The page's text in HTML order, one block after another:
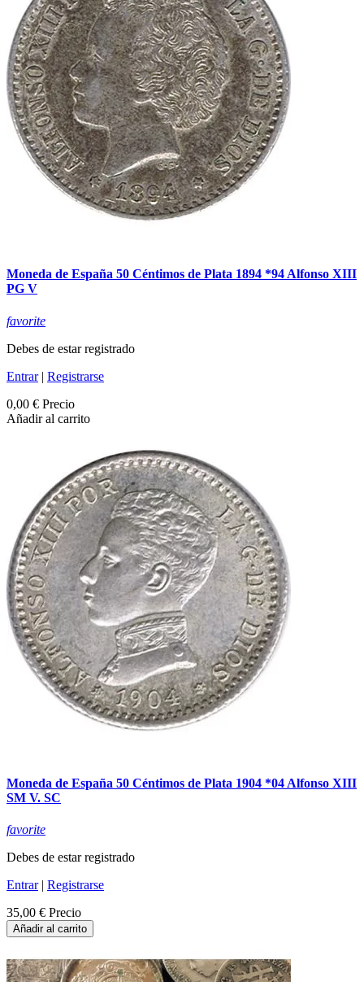
Moneda de España 50 Céntimos de Plata 1894 *94 Alfonso XIII
PG V
favorite
Debes de estar registrado
Entrar| Registrarse
0,00 € Precio
Añadir al carrito
Moneda de España 50 Céntimos de Plata 1904 *04 Alfonso XIII
SM V. SC
favorite
Debes de estar registrado
Entrar| Registrarse
35,00 € Precio
Añadir al carrito